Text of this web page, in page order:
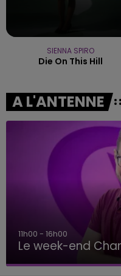
SIENNA SPIRO
Die On This Hill
A L'ANTENNE
11h00 - 16h00
Le week-end